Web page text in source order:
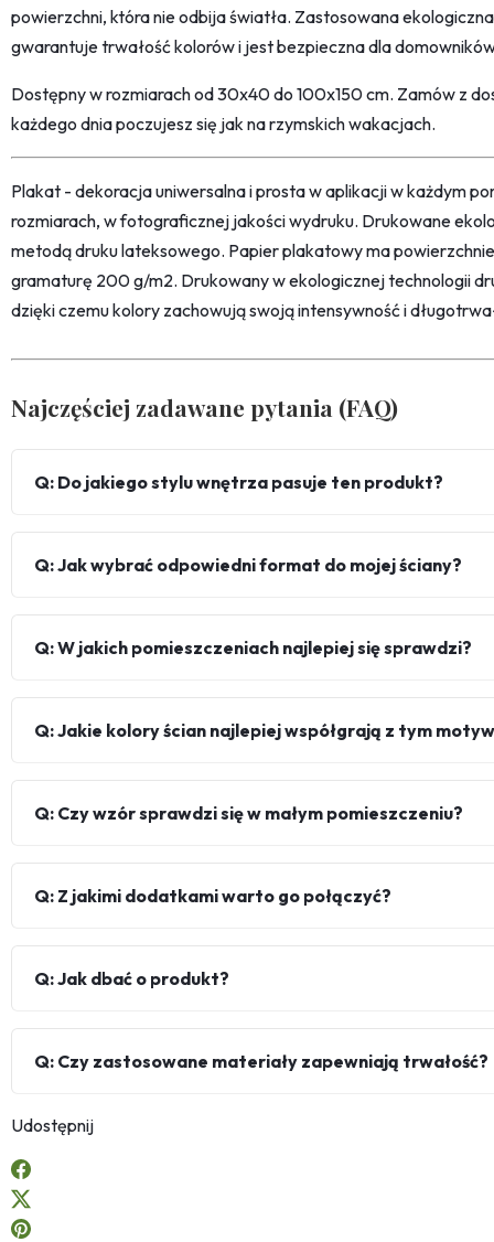
powierzchni, która nie odbija światła. Zastosowana
gwarantuje trwałość kolorów i jest bezpieczna dla
Dostępny w rozmiarach od 30x40 do 100x150 cm. Zamów z
każdego dnia poczujesz się jak na rzymskich wakacjach.
Plakat - dekoracja uniwersalna i prosta w aplikacji w każdym
rozmiarach, w fotograficznej jakości wydruku. Drukowane
metodą druku lateksowego. Papier plakatowy ma
gramaturę 200 g/m2. Drukowany w ekologicznej technologii
dzięki czemu kolory zachowują swoją intensywność i
Najczęściej zadawane pytania (FAQ)
Q: Do jakiego stylu wnętrza pasuje ten produkt?
Q: Jak wybrać odpowiedni format do mojej ściany?
Q: W jakich pomieszczeniach najlepiej się sprawdzi?
Q: Jakie kolory ścian najlepiej współgrają z tym
Q: Czy wzór sprawdzi się w małym pomieszczeniu?
Q: Z jakimi dodatkami warto go połączyć?
Q: Jak dbać o produkt?
Q: Czy zastosowane materiały zapewniają trwałość?
Udostępnij